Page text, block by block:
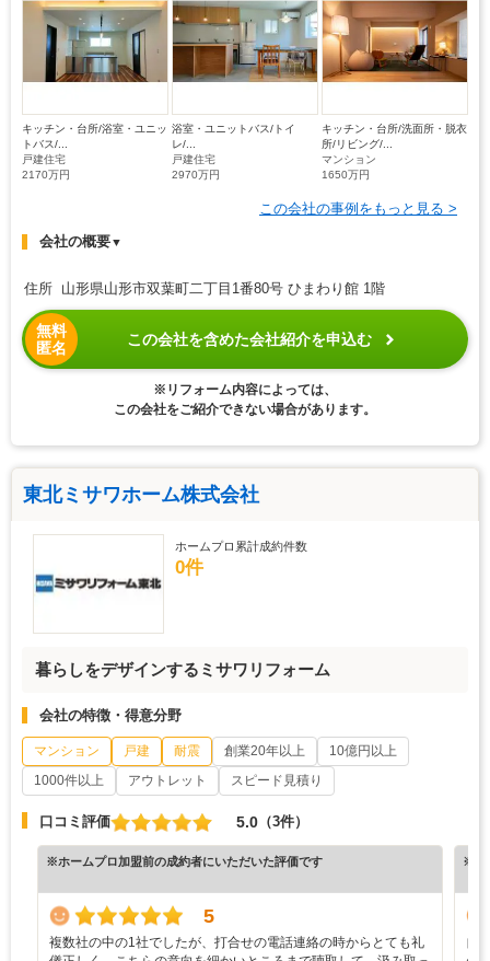
キッチン・台所/浴室・ユニッ
トバス/...
戸建住宅
2170万円
浴室・ユニットバス/トイ
レ/...
戸建住宅
2970万円
キッチン・台所/洗面所・脱衣
所/リビング/...
マンション
1650万円
この会社の事例をもっと見る >
会社の概要▼
住所 山形県山形市双葉町二丁目1番80号 ひまわり館 1階
無料
匿名
この会社を含めた会社紹介を申込む
※リフォーム内容によっては、
この会社をご紹介できない場合があります。
東北ミサワホーム株式会社
ホームプロ累計成約件数
0件
暮らしをデザインするミサワリフォーム
会社の特徴・得意分野
マンション 戸建 耐震 創業20年以上
10億円以上
1000件以上
アウトレット スピード見積り
口コミ評価 5.0 （3件）
※ホームプロ加盟前の成約者にいただいた評価です
5
複数社の中の1社でしたが、打合せの電話連絡の時からとても礼
※ホ
自